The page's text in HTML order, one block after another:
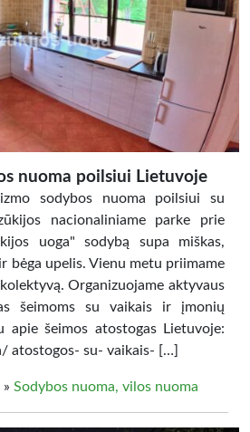
nuoma poilsiui Lietuvoje
sodybos nuoma poilsiui su
nacionaliniame parke prie
uoga" sodybą supa miškas,
bėga upelis. Vienu metu priimame
Organizuojame aktyvaus
šeimoms su vaikais ir įmonių
apie šeimos atostogas Lietuvoje:
atostogos- su- vaikais- […]
» Sodybos nuoma, vilos nuoma